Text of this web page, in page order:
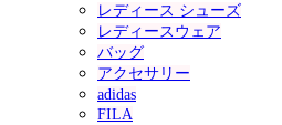
レディース シューズ
レディースウェア
バッグ
アクセサリー
adidas
FILA